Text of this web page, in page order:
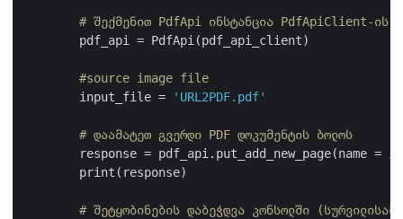
# შექმენით PdfApi ინსტანცია PdfApiClient-ის
        pdf_api = PdfApi(pdf_api_client)
#source image file
        input_file =
'URL2PDF.pdf'
# დაამატეთ გვერდი PDF დოკუმენტის ბოლოს
response = pdf_api.put_add_new_page(name =
        print(response)
# შეტყობინების დაბეჭდვა კონსოლში